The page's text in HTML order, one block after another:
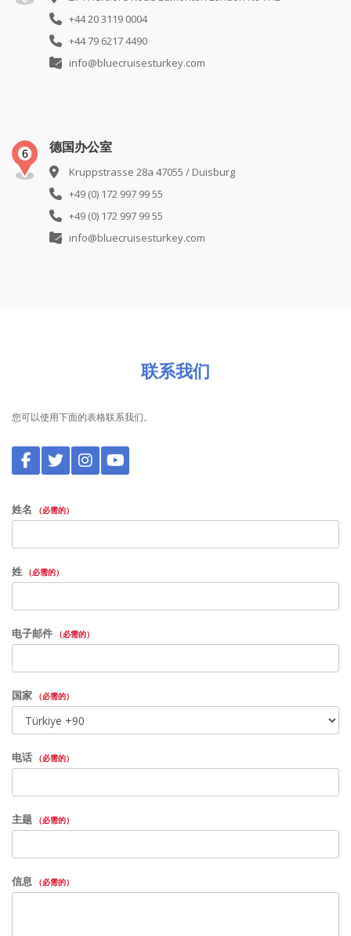
+44 20 3119 0004
+44 79 6217 4490
info@bluecruisesturkey.com
德国办公室
Kruppstrasse 28a 47055 / Duisburg
+49 (0) 172 997 99 55
+49 (0) 172 997 99 55
info@bluecruisesturkey.com
联系我们
您可以使用下面的表格联系我们。
姓名 （必需的）
姓 （必需的）
电子邮件 （必需的）
国家 （必需的）
电话 （必需的）
主题 （必需的）
信息 （必需的）